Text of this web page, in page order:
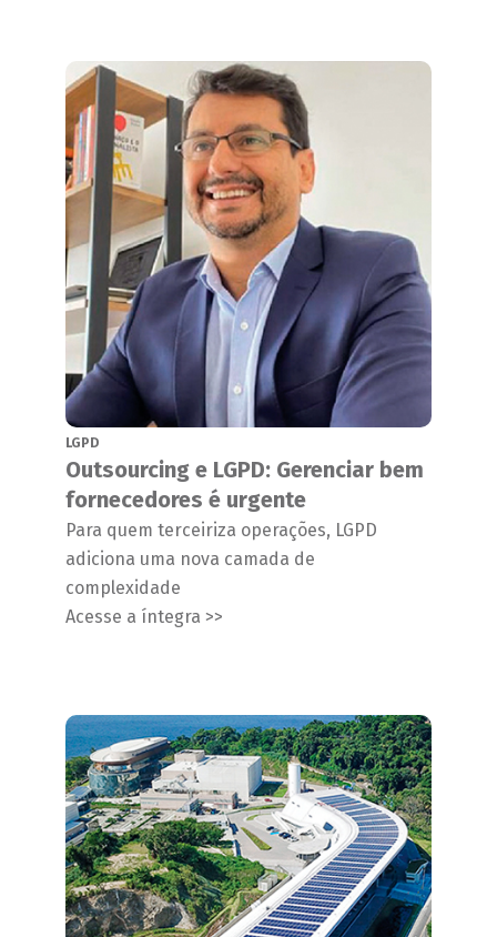
LGPD
Outsourcing e LGPD: Gerenciar bem
fornecedores é urgente
Para quem terceiriza operações, LGPD
adiciona uma nova camada de
complexidade
Acesse a íntegra >>